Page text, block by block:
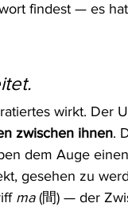
findest — es
wirkt. Der
zwischen ihnen.
dem Auge
gesehen zu
ma (間) — der